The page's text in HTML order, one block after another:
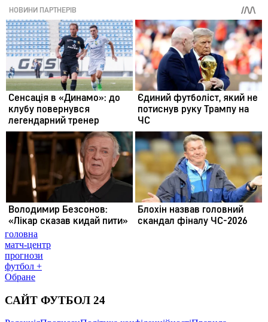
головна
матч-центр
прогнози
футбол +
Обране
САЙТ ФУТБОЛ 24